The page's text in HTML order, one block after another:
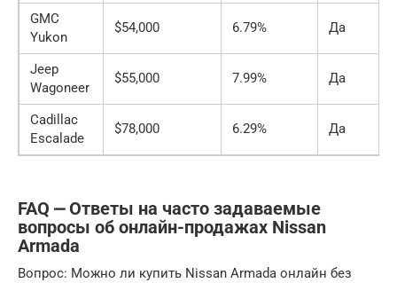
GMC
Yukon
$54,000 6.79% Да
Jeep
Wagoneer
$55,000 7.99% Да
Cadillac
Escalade
$78,000 6.29% Да
FAQ ⎼ Ответы на часто задаваемые
вопросы об онлайн-продажах Nissan
Armada
Вопрос: Можно ли купить Nissan Armada онлайн без